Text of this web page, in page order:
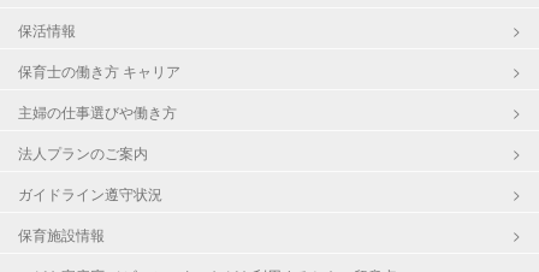
保活情報
保育士の働き方 キャリア
主婦の仕事選びや働き方
法人プランのご案内
ガイドライン遵守状況
保育施設情報